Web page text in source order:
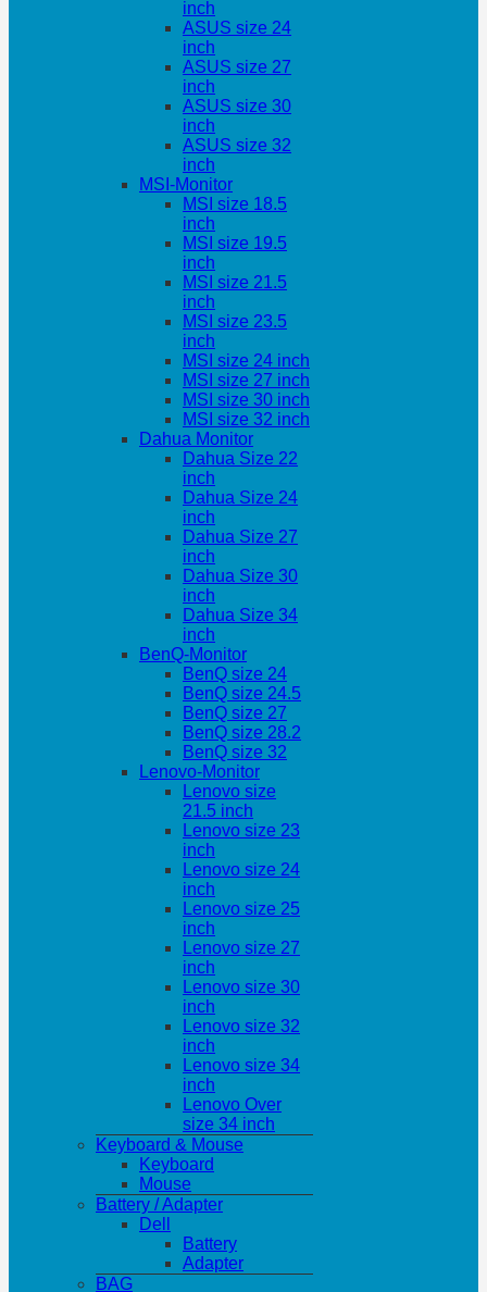
inch
ASUS size 24
inch
ASUS size 27
inch
ASUS size 30
inch
ASUS size 32
inch
MSI-Monitor
MSI size 18.5
inch
MSI size 19.5
inch
MSI size 21.5
inch
MSI size 23.5
inch
MSI size 24 inch
MSI size 27 inch
MSI size 30 inch
MSI size 32 inch
Dahua Monitor
Dahua Size 22
inch
Dahua Size 24
inch
Dahua Size 27
inch
Dahua Size 30
inch
Dahua Size 34
inch
BenQ-Monitor
BenQ size 24
BenQ size 24.5
BenQ size 27
BenQ size 28.2
BenQ size 32
Lenovo-Monitor
Lenovo size
21.5 inch
Lenovo size 23
inch
Lenovo size 24
inch
Lenovo size 25
inch
Lenovo size 27
inch
Lenovo size 30
inch
Lenovo size 32
inch
Lenovo size 34
inch
Lenovo Over
size 34 inch
Keyboard & Mouse
Keyboard
Mouse
Battery / Adapter
Dell
Battery
Adapter
BAG